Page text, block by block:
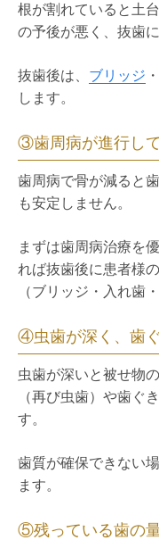
根が割れていると土
の予後が悪く、抜歯
抜歯後は、 ブリッジ ・
します。
③歯周病が進行し
歯周病で骨が減ると
も安定しません。
まずは歯周病治療を
れば抜歯後に患者様
（ブリッジ・入れ歯
④虫歯が深く、歯
虫歯が深いと被せ物
（再び虫歯）や歯ぐ
す。
歯質が確保できない
ます。
⑤残っている歯の